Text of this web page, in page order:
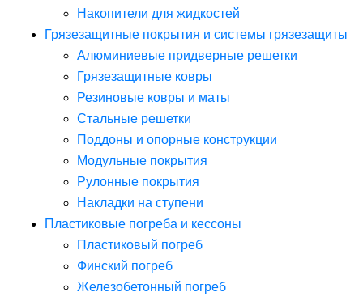
Накопители для жидкостей
Грязезащитные покрытия и системы грязезащиты
Алюминиевые придверные решетки
Грязезащитные ковры
Резиновые ковры и маты
Стальные решетки
Поддоны и опорные конструкции
Модульные покрытия
Рулонные покрытия
Накладки на ступени
Пластиковые погреба и кессоны
Пластиковый погреб
Финский погреб
Железобетонный погреб